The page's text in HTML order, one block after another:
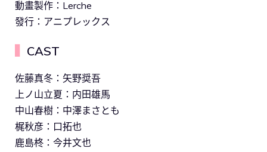
動畫製作：Lerche
發行：アニプレックス
CAST
佐藤真冬：矢野奨吾
上ノ山立夏：内田雄馬
中山春樹：中澤まさとも
梶秋彦：口拓也
鹿島柊：今井文也